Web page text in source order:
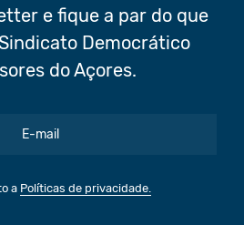
e fique a par do que
Democrático
do Açores.
a Políticas de privacidade.